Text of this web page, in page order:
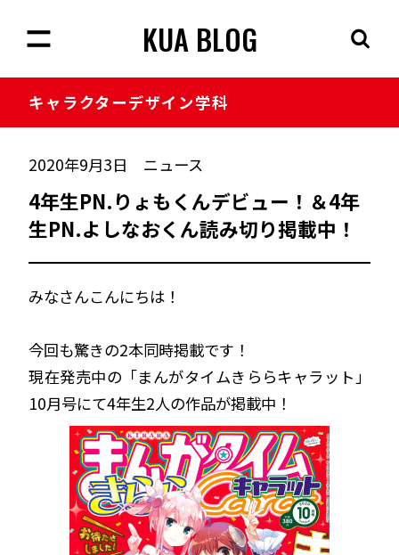
KUA BLOG
キャラクターデザイン学科
2020年9月3日 ニュース
4年生PN.りょもくんデビュー！＆4年
生PN.よしなおくん読み切り掲載中！
みなさんこんにちは！
今回も驚きの2本同時掲載です！
現在発売中の「まんがタイムきららキャラット」
10月号にて4年生2人の作品が掲載中！